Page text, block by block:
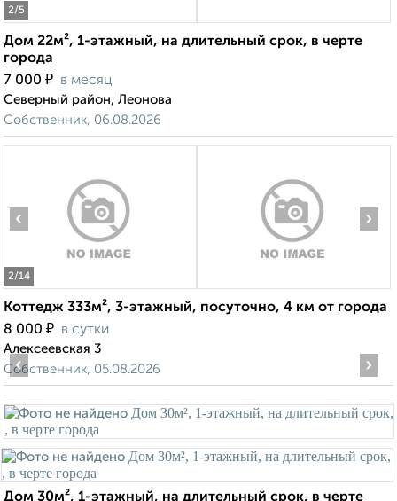
2/5
Дом 22м², 1-этажный, на длительный срок, в черте
города
7 000 ₽ в месяц
Северный район, Леонова
Собственник, 06.08.2026
2/14
‹ ›
Коттедж 333м², 3-этажный, посуточно, 4 км от города
8 000 ₽ в сутки
Алексеевская 3
Собственник, 05.08.2026
‹ ›
Дом 30м², 1-этажный, на длительный срок, в черте